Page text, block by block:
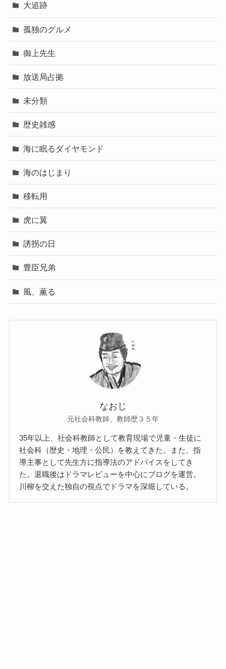
大追跡
孤独のグルメ
御上先生
放送局占拠
未分類
歴史雑感
海に眠るダイヤモンド
海のはじまり
移転用
虎に翼
誘拐の日
豊臣兄弟
風、薫る
なおじ
元社会科教師、教師歴３５年
35年以上、社会科教師として教育現場で児童・生徒に
社会科（歴史・地理・公民）を教えてきた。また、指
導主事として先生方に指導法のアドバイスをしてき
た。退職後はドラマレビューを中心にブログを運営。
川柳を交えた独自の視点でドラマを深堀している。